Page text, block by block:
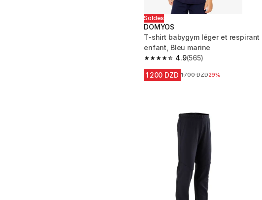
Soldes
DOMYOS
T-shirt babygym léger et respirant
enfant, Bleu marine
4.9
4.9 out of 5 stars from 565 reviews
(565)
1 200 DZD Prix avant la réduction
1 700 DZD29%